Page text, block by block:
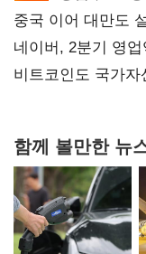
중국 이어 대만도
네이버, 2분기 영
비트코인도 국가
함께 볼만한 뉴